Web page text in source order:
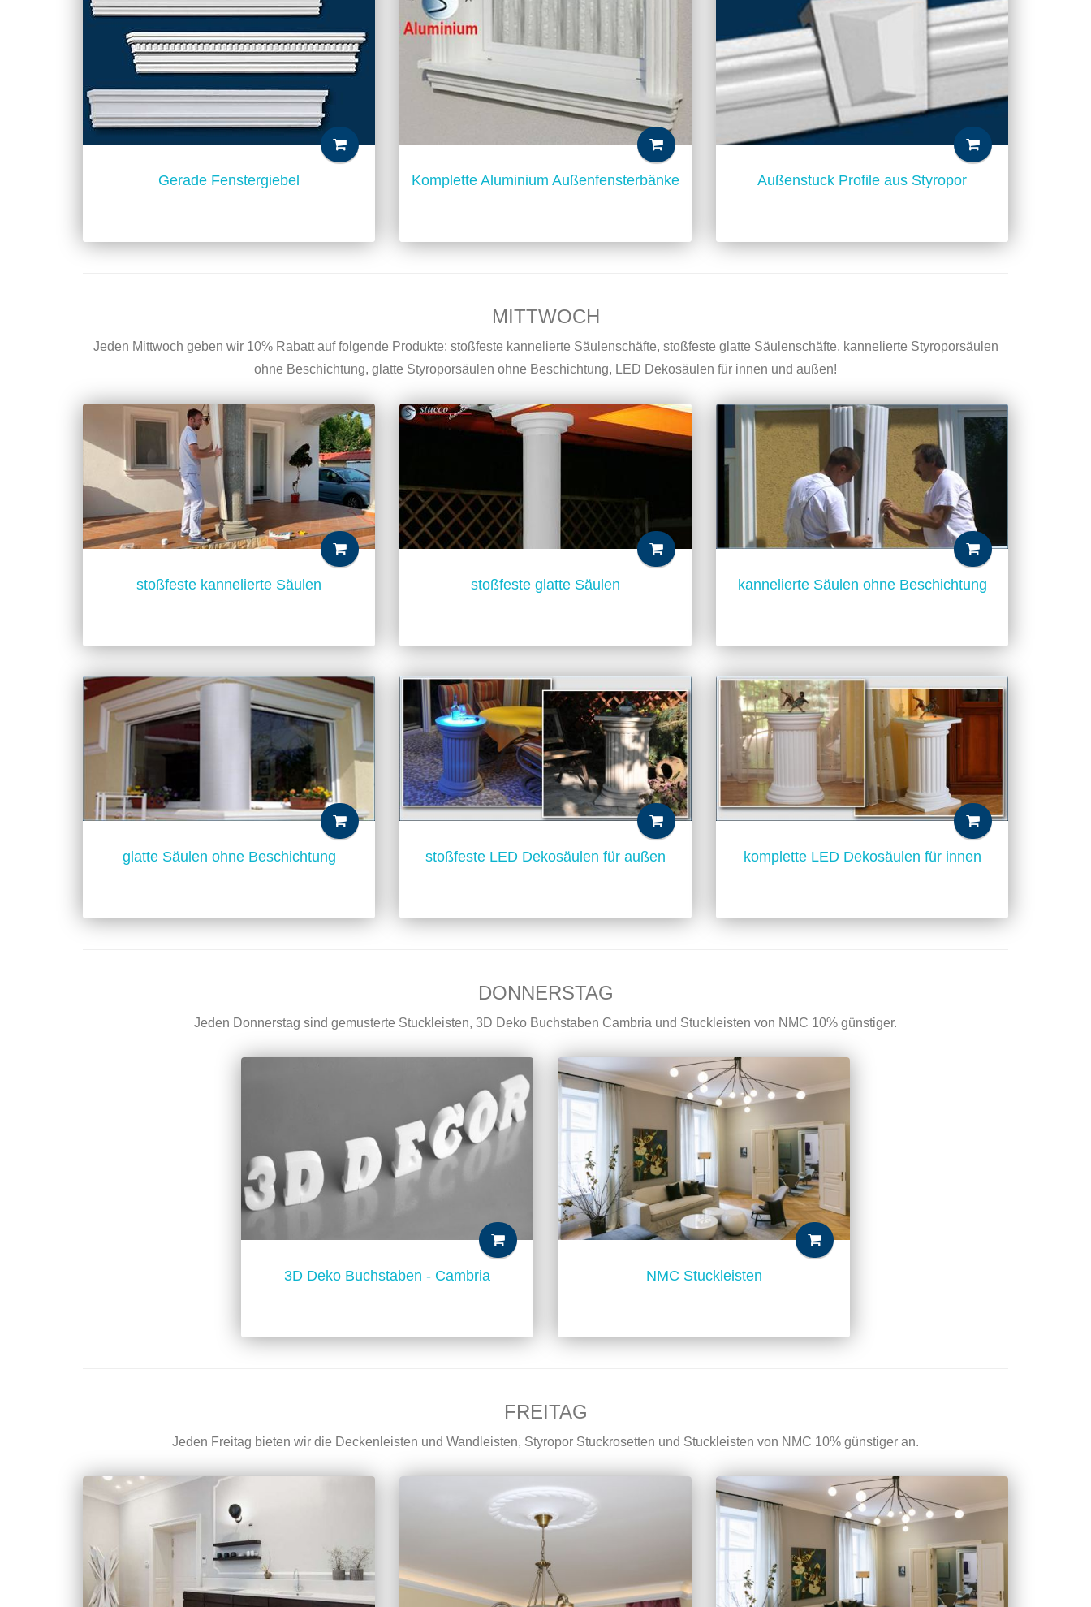
Gerade Fenstergiebel Komplette Aluminium Außenfensterbänke Außenstuck Profile aus Styropor
MITTWOCH
Jeden Mittwoch geben wir 10% Rabatt auf folgende Produkte: stoßfeste kannelierte Säulenschäfte, stoßfeste glatte Säulenschäfte, kannelierte Styroporsäulen
ohne Beschichtung, glatte Styroporsäulen ohne Beschichtung, LED Dekosäulen für innen und außen!
stoßfeste kannelierte Säulen stoßfeste glatte Säulen kannelierte Säulen ohne Beschichtung
glatte Säulen ohne Beschichtung stoßfeste LED Dekosäulen für außen komplette LED Dekosäulen für innen
DONNERSTAG
Jeden Donnerstag sind gemusterte Stuckleisten, 3D Deko Buchstaben Cambria und Stuckleisten von NMC 10% günstiger.
3D Deko Buchstaben - Cambria NMC Stuckleisten
FREITAG
Jeden Freitag bieten wir die Deckenleisten und Wandleisten, Styropor Stuckrosetten und Stuckleisten von NMC 10% günstiger an.